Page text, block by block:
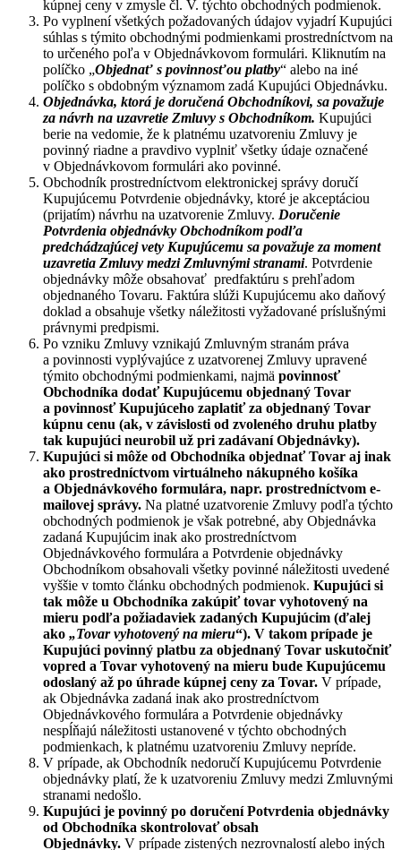
kúpnej ceny v zmysle čl. V. týchto obchodných podmienok.
Po vyplnení všetkých požadovaných údajov vyjadrí Kupujúci
súhlas s týmito obchodnými podmienkami prostredníctvom na
to určeného poľa v Objednávkovom formulári. Kliknutím na
políčko „Objednať s povinnosťou platby“ alebo na iné
políčko s obdobným významom zadá Kupujúci Objednávku.
Objednávka, ktorá je doručená Obchodníkovi, sa považuje
za návrh na uzavretie Zmluvy s Obchodníkom. Kupujúci
berie na vedomie, že k platnému uzatvoreniu Zmluvy je
povinný riadne a pravdivo vyplniť všetky údaje označené
v Objednávkovom formulári ako povinné.
Obchodník prostredníctvom elektronickej správy doručí
Kupujúcemu Potvrdenie objednávky, ktoré je akceptáciou
(prijatím) návrhu na uzatvorenie Zmluvy. Doručenie
Potvrdenia objednávky Obchodníkom podľa
predchádzajúcej vety Kupujúcemu sa považuje za moment
uzavretia Zmluvy medzi Zmluvnými stranami. Potvrdenie
objednávky môže obsahovať predfaktúru s prehľadom
objednaného Tovaru. Faktúra slúži Kupujúcemu ako daňový
doklad a obsahuje všetky náležitosti vyžadované príslušnými
právnymi predpismi.
Po vzniku Zmluvy vznikajú Zmluvným stranám práva
a povinnosti vyplývajúce z uzatvorenej Zmluvy upravené
týmito obchodnými podmienkami, najmä povinnosť
Obchodníka dodať Kupujúcemu objednaný Tovar
a povinnosť Kupujúceho zaplatiť za objednaný Tovar
kúpnu cenu (ak, v závislosti od zvoleného druhu platby
tak kupujúci neurobil už pri zadávaní Objednávky).
Kupujúci si môže od Obchodníka objednať Tovar aj inak
ako prostredníctvom virtuálneho nákupného košíka
a Objednávkového formulára, napr. prostredníctvom e-
mailovej správy. Na platné uzatvorenie Zmluvy podľa týchto
obchodných podmienok je však potrebné, aby Objednávka
zadaná Kupujúcim inak ako prostredníctvom
Objednávkového formulára a Potvrdenie objednávky
Obchodníkom obsahovali všetky povinné náležitosti uvedené
vyššie v tomto článku obchodných podmienok. Kupujúci si
tak môže u Obchodníka zakúpiť tovar vyhotovený na
mieru podľa požiadaviek zadaných Kupujúcim (ďalej
ako „Tovar vyhotovený na mieru“). V takom prípade je
Kupujúci povinný platbu za objednaný Tovar uskutočniť
vopred a Tovar vyhotovený na mieru bude Kupujúcemu
odoslaný až po úhrade kúpnej ceny za Tovar. V prípade,
ak Objednávka zadaná inak ako prostredníctvom
Objednávkového formulára a Potvrdenie objednávky
nespĺňajú náležitosti ustanovené v týchto obchodných
podmienkach, k platnému uzatvoreniu Zmluvy nepríde.
V prípade, ak Obchodník nedoručí Kupujúcemu Potvrdenie
objednávky platí, že k uzatvoreniu Zmluvy medzi Zmluvnými
stranami nedošlo.
Kupujúci je povinný po doručení Potvrdenia objednávky
od Obchodníka skontrolovať obsah
Objednávky. V prípade zistených nezrovnalostí alebo iných